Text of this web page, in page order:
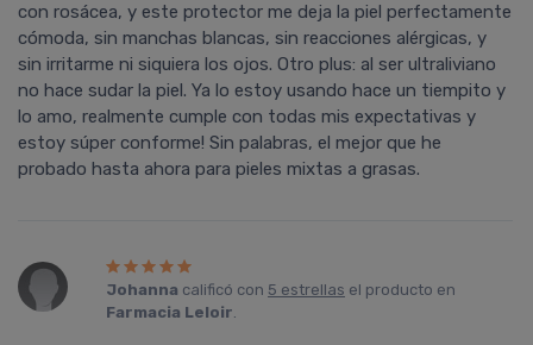
con rosácea, y este protector me deja la piel perfectamente
cómoda, sin manchas blancas, sin reacciones alérgicas, y
sin irritarme ni siquiera los ojos. Otro plus: al ser ultraliviano
no hace sudar la piel. Ya lo estoy usando hace un tiempito y
lo amo, realmente cumple con todas mis expectativas y
estoy súper conforme! Sin palabras, el mejor que he
probado hasta ahora para pieles mixtas a grasas.
Johanna calificó con 5 estrellas el producto en
Farmacia Leloir.